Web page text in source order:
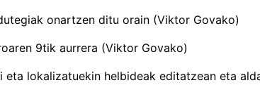
onartzen ditu orain (Viktor Govako)
9tik aurrera (Viktor Govako)
eta lokalizatuekin helbideak editatzean eta